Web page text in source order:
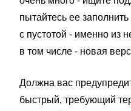
пытайтесь ее
с пустотой - именно из
в том числе - новая
Должна вас
быстрый, требующий